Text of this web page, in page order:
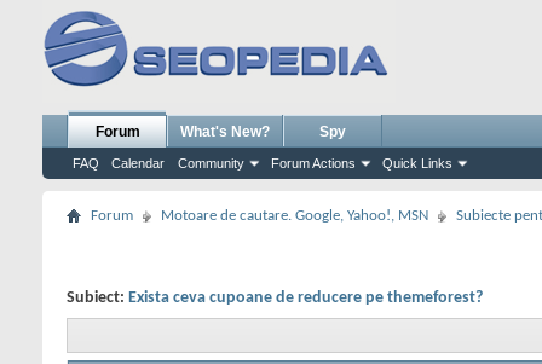
Forum
FAQ Calendar Community Forum Actions Quick Links
What's New? Spy
Forum Motoare de cautare. Google, Yahoo!, MSN Subiecte
Subiect: Exista ceva cupoane de reducere pe themeforest?